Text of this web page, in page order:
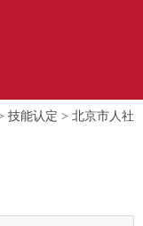
技能认定 > 北京市人社